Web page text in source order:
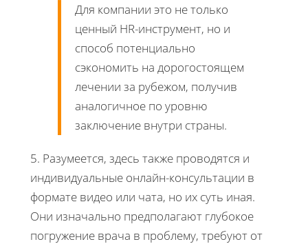
Для компании это не только
ценный HR-инструмент, но и
способ потенциально
сэкономить на дорогостоящем
лечении за рубежом, получив
аналогичное по уровню
заключение внутри страны.
5. Разумеется, здесь также проводятся и
индивидуальные онлайн-консультации в
формате видео или чата, но их суть иная.
Они изначально предполагают глубокое
погружение врача в проблему, требуют от